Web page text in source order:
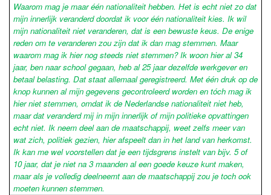
Waarom mag je maar één nationaliteit hebben. Het is echt niet zo dat
mijn innerlijk veranderd doordat ik voor één nationaliteit kies. Ik wil
mijn nationaliteit niet veranderen, dat is een bewuste keus. De enige
reden om te veranderen zou zijn dat ik dan mag stemmen. Maar
waarom mag ik hier nog steeds niet stemmen? Ik woon hier al 34
jaar, ben naar school gegaan, heb al 25 jaar dezelfde werkgever en
betaal belasting. Dat staat allemaal geregistreerd. Met één druk op de
knop kunnen al mijn gegevens gecontroleerd worden en tóch mag ik
hier niet stemmen, omdat ik de Nederlandse nationaliteit niet heb,
maar dat veranderd mij in mijn innerlijk of mijn politieke opvattingen
echt niet. Ik neem deel aan de maatschappij, weet zelfs meer van
wat zich, politiek gezien, hier afspeelt dan in het land van herkomst.
Ik kan me wel voorstellen dat je een tijdsgrens instelt van bijv. 5 of
10 jaar, dat je niet na 3 maanden al een goede keuze kunt maken,
maar als je volledig deelneemt aan de maatschappij zou je toch ook
moeten kunnen stemmen.